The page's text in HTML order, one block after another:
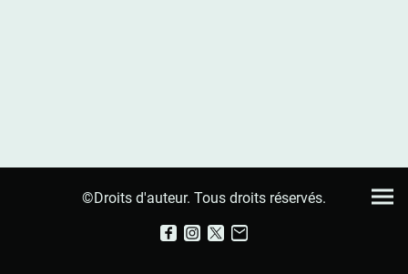
©Droits d'auteur. Tous droits réservés.